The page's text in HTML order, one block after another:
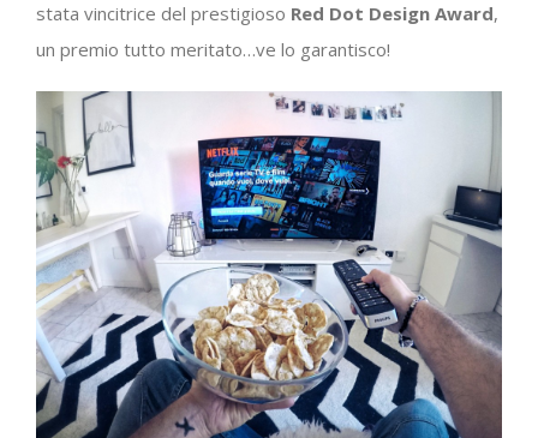
stata vincitrice del prestigioso Red Dot Design Award,
un premio tutto meritato…ve lo garantisco!